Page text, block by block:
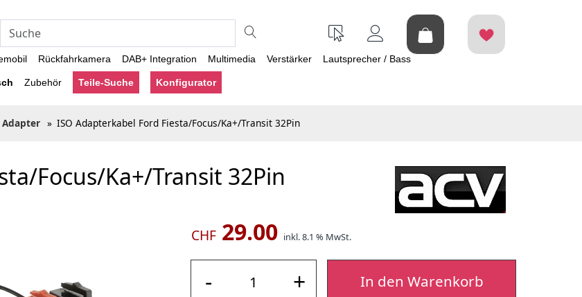
Rückfahrkamera DAB+ Integration Multimedia Verstärker Lautsprecher / Bass
Zubehör Teile-Suche Konfigurator
Adapter » ISO Adapterkabel Ford Fiesta/Focus/Ka+/Transit 32Pin
Focus/Ka+/Transit 32Pin
CHF29.00 inkl. 8.1 % MwSt.
- + In den Warenkorb